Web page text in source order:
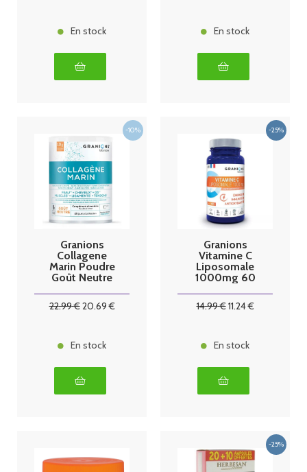
En stock En stock
Granions
Collagene
Marin Poudre
Goût Neutre
22.99€20.69€
En stock
Granions
Vitamine C
Liposomale
1000mg 60
14.99€11.24€
En stock